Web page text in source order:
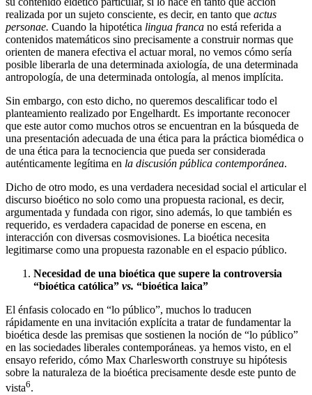
realizada por un sujeto consciente, es decir, en tanto que actus
personae. Cuando la hipotética lingua franca no está referida a
contenidos matemáticos sino precisamente a construir normas que
orienten de manera efectiva el actuar moral, no vemos cómo sería
posible liberarla de una determinada axiología, de una determinada
antropología, de una determinada ontología, al menos implícita.
Sin embargo, con esto dicho, no queremos descalificar todo el
planteamiento realizado por Engelhardt. Es importante reconocer
que este autor como muchos otros se encuentran en la búsqueda de
una presentación adecuada de una ética para la práctica biomédica o
de una ética para la tecnociencia que pueda ser considerada
auténticamente legítima en la discusión pública contemporánea.
Dicho de otro modo, es una verdadera necesidad social el articular el
discurso bioético no solo como una propuesta racional, es decir,
argumentada y fundada con rigor, sino además, lo que también es
requerido, es verdadera capacidad de ponerse en escena, en
interacción con diversas cosmovisiones. La bioética necesita
legitimarse como una propuesta razonable en el espacio público.
Necesidad de una bioética que supere la controversia
“bioética católica” vs. “bioética laica”
El énfasis colocado en “lo público”, muchos lo traducen
rápidamente en una invitación explícita a tratar de fundamentar la
bioética desde las premisas que sostienen la noción de “lo público”
en las sociedades liberales contemporáneas. ya hemos visto, en el
ensayo referido, cómo Max Charlesworth construye su hipótesis
sobre la naturaleza de la bioética precisamente desde este punto de
vista6.